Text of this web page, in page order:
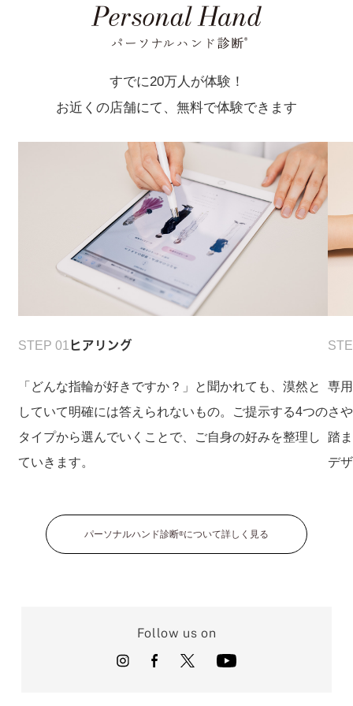
すでに20万人が体験！
お近くの店舗にて、無料で体験できます
STEP 01 ヒアリング
「どんな指輪が好きですか？」と聞かれても、漠然と
していて明確には答えられないもの。ご提示する4つの
タイプから選んでいくことで、ご自身の好みを整理し
ていきます。
専
さ
踏
デ
パーソナルハンド診断®について詳しく見る
Follow us on